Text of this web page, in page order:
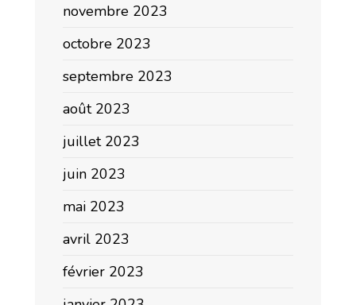
novembre 2023
octobre 2023
septembre 2023
août 2023
juillet 2023
juin 2023
mai 2023
avril 2023
février 2023